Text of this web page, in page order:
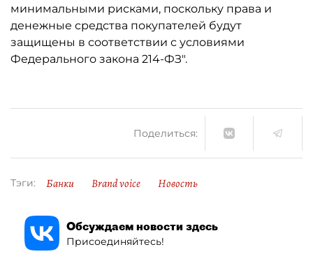
минимальными рисками, поскольку права и
денежные средства покупателей будут
защищены в соответствии с условиями
Федерального закона 214-ФЗ".
Поделиться:
Тэги: Банки Brand voice Новость
Обсуждаем новости здесь
Присоединяйтесь!